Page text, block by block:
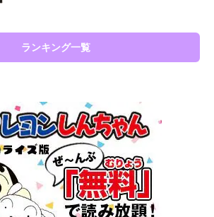
ランキング一覧